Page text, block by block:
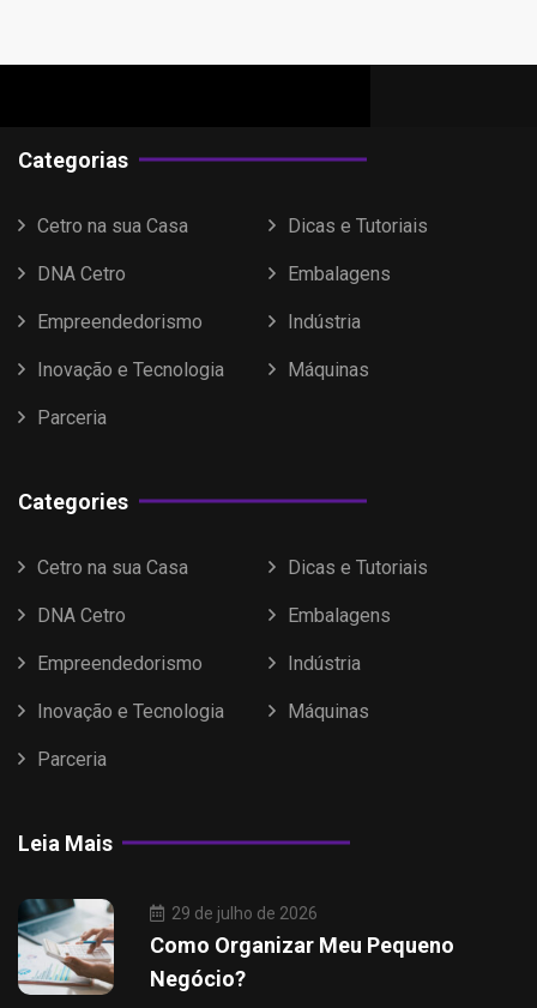
Categorias
Cetro na sua Casa Dicas e Tutoriais
DNA Cetro Embalagens
Empreendedorismo Indústria
Inovação e Tecnologia Máquinas
Parceria
Categories
Cetro na sua Casa Dicas e Tutoriais
DNA Cetro Embalagens
Empreendedorismo Indústria
Inovação e Tecnologia Máquinas
Parceria
Leia Mais
29 de julho de 2026
Como Organizar Meu Pequeno
Negócio?